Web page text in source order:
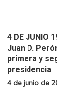
4 DE JUNIO
Juan D.
primera y
presidencia
4 de junio de